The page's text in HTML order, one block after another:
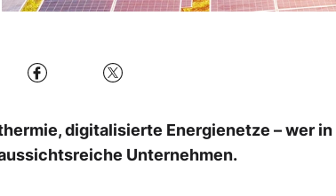
digitalisierte Energienetze – wer
Unternehmen.